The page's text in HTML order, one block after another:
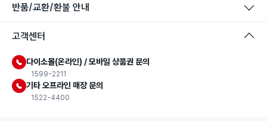
반품/교환/환불 안내
고객센터
다이소몰(온라인) / 모바일 상품권 문의
1599-2211
기타 오프라인 매장 문의
1522-4400